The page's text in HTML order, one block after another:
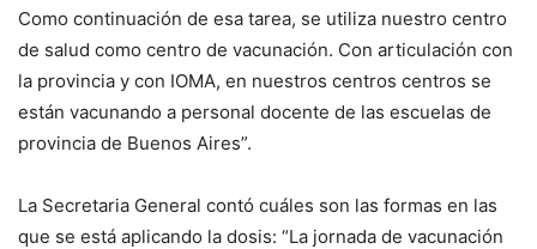
Como continuación de esa tarea, se utiliza nuestro centro
de salud como centro de vacunación. Con articulación con
la provincia y con IOMA, en nuestros centros centros se
están vacunando a personal docente de las escuelas de
provincia de Buenos Aires”.
La Secretaria General contó cuáles son las formas en las
que se está aplicando la dosis: “La jornada de vacunación